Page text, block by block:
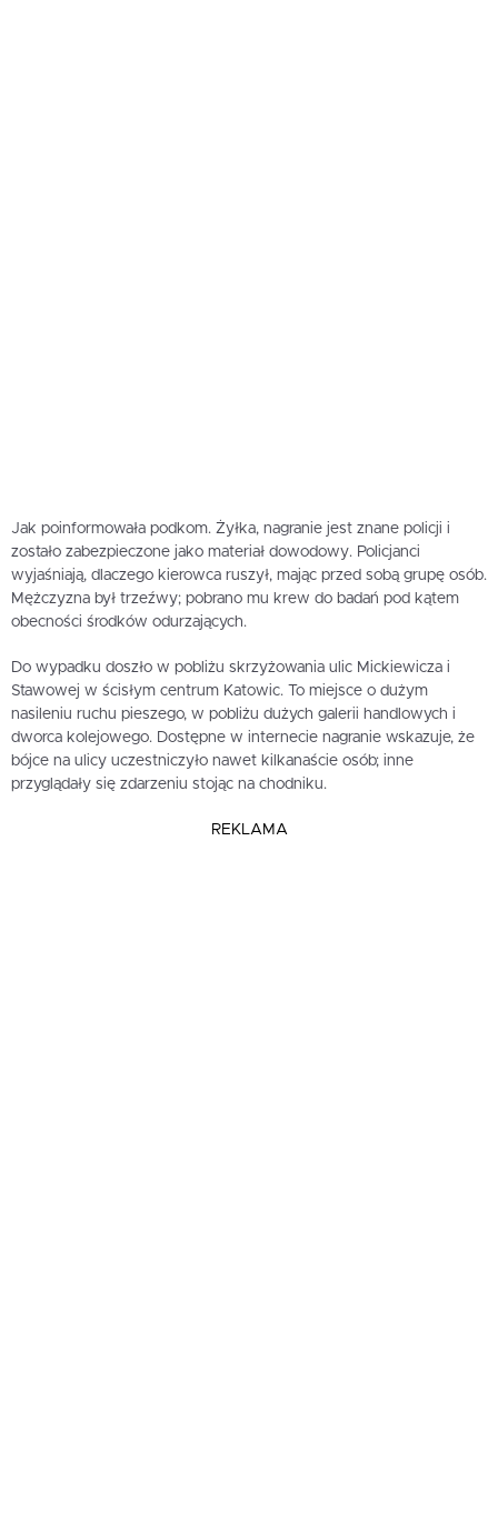
Jak poinformowała podkom. Żyłka, nagranie jest znane policji i
zostało zabezpieczone jako materiał dowodowy. Policjanci
wyjaśniają, dlaczego kierowca ruszył, mając przed sobą grupę osób.
Mężczyzna był trzeźwy; pobrano mu krew do badań pod kątem
obecności środków odurzających.
Do wypadku doszło w pobliżu skrzyżowania ulic Mickiewicza i
Stawowej w ścisłym centrum Katowic. To miejsce o dużym
nasileniu ruchu pieszego, w pobliżu dużych galerii handlowych i
dworca kolejowego. Dostępne w internecie nagranie wskazuje, że
bójce na ulicy uczestniczyło nawet kilkanaście osób; inne
przyglądały się zdarzeniu stojąc na chodniku.
REKLAMA